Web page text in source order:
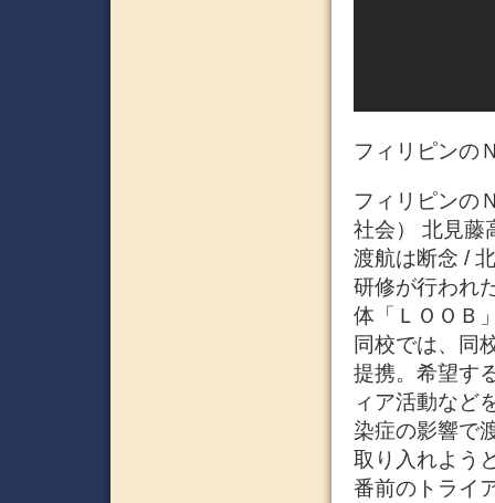
フィリピンの
フィリピンの
社会） 北見藤
渡航は断念 /
研修が行われ
体「ＬＯＯＢ
同校では、同
提携。希望す
ィア活動など
染症の影響で
取り入れよう
番前のトライ